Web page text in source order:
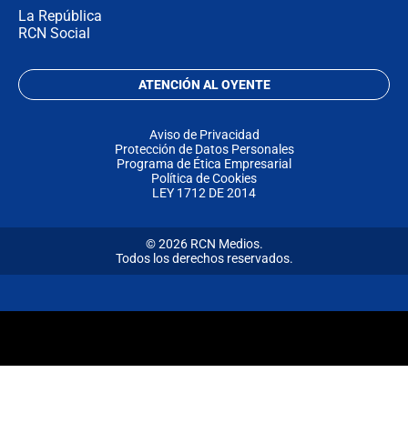
La República
RCN Social
ATENCIÓN AL OYENTE
Aviso de Privacidad
Protección de Datos Personales
Programa de Ética Empresarial
Política de Cookies
LEY 1712 DE 2014
© 2026 RCN Medios.
Todos los derechos reservados.